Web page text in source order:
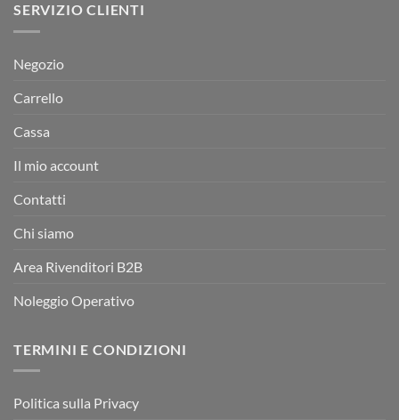
SERVIZIO CLIENTI
Negozio
Carrello
Cassa
Il mio account
Contatti
Chi siamo
Area Rivenditori B2B
Noleggio Operativo
TERMINI E CONDIZIONI
Politica sulla Privacy